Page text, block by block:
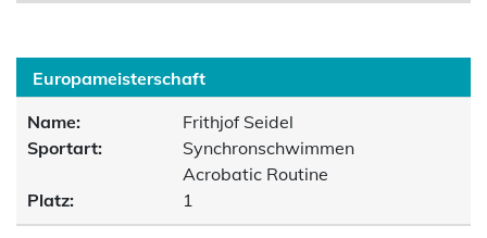
Europameisterschaft
Name:
Frithjof Seidel
Sportart:
Synchronschwimmen
Acrobatic Routine
Platz:
1